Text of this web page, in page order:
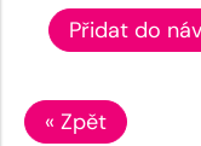
Přidat do
« Zpět